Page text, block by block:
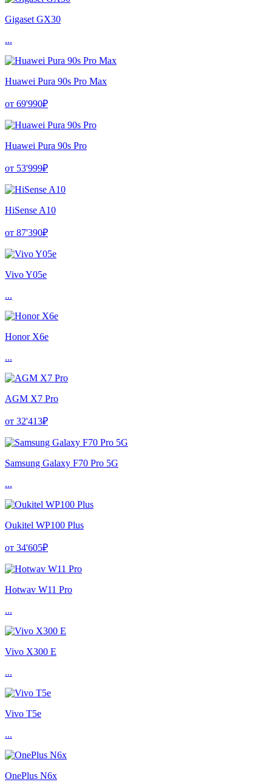
Gigaset GX30
...
Huawei Pura 90s Pro Max
от 69'990₽
Huawei Pura 90s Pro
от 53'999₽
HiSense A10
от 87'390₽
Vivo Y05e
...
Honor X6e
...
AGM X7 Pro
от 32'413₽
Samsung Galaxy F70 Pro 5G
...
Oukitel WP100 Plus
от 34'605₽
Hotwav W11 Pro
...
Vivo X300 E
...
Vivo T5e
...
OnePlus N6x